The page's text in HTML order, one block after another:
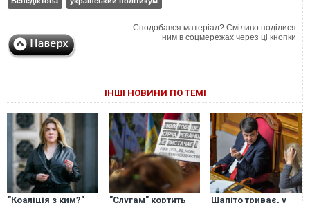
Сподобався матеріал? Сміливо поділися
ним в соцмережах через ці кнопки
ІНШІ НОВИНИ ПО ТЕМІ
"Коаліція з ким?"
"Слугам" кортить
Шапіто триває, у